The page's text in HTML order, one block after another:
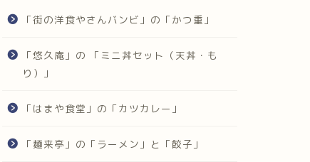
「街の洋食やさんバンビ」の「かつ重」
「悠久庵」の 「ミニ丼セット（天丼・も
り）」
「はまや食堂」の「カツカレー」
「麺来亭」の「ラーメン」と「餃子」